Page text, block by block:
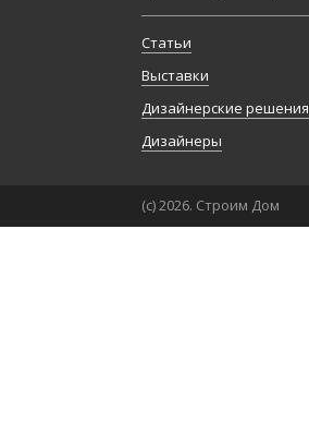
Статьи
Выставки
Дизайнерские решения
Дизайнеры
(с) 2026. Строим Дом